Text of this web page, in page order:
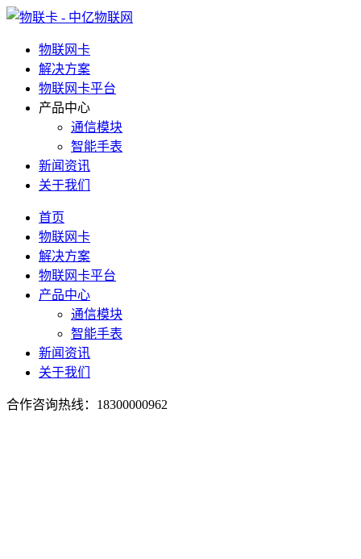
物联网卡
解决方案
物联网卡平台
产品中心
通信模块
智能手表
新闻资讯
关于我们
首页
物联网卡
解决方案
物联网卡平台
产品中心
通信模块
智能手表
新闻资讯
关于我们
合作咨询热线： 18300000962